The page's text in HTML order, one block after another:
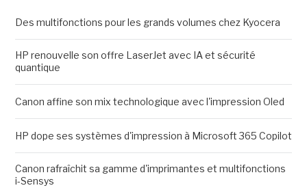
Des multifonctions pour les grands volumes chez Kyocera
HP renouvelle son offre LaserJet avec IA et sécurité
quantique
Canon affine son mix technologique avec l'impression Oled
HP dope ses systèmes d'impression à Microsoft 365 Copilot
Canon rafraîchit sa gamme d'imprimantes et multifonctions
i-Sensys